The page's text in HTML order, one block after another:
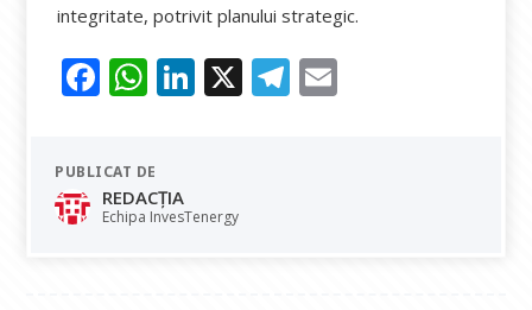
integritate, potrivit planului strategic.
F
e
b
o
W
at
s
A
Li
dI
X T
PUBLICAT DE
REDACȚIA
Echipa InvesTenergy